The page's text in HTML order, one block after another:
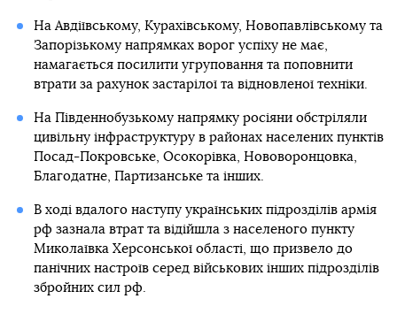
На Авдіївському, Курахівському, Новопавлівському та
Запорізькому напрямках ворог успіху не має,
намагається посилити угруповання та поповнити
втрати за рахунок застарілої та відновленої техніки.
На Південнобузькому напрямку росіяни обстріляли
цивільну інфраструктуру в районах населених пунктів
Посад-Покровське, Осокорівка, Нововоронцовка,
Благодатне, Партизанське та інших.
В ході вдалого наступу українських підрозділів армія
рф зазнала втрат та відійшла з населеного пункту
Миколаївка Херсонської області, що призвело до
панічних настроїв серед військових інших підрозділів
збройних сил рф.